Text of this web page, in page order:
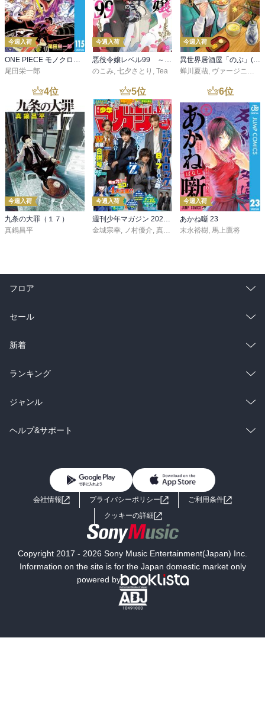
今週入荷
ONE PIECE モノクロ版 115
尾田栄一郎
今週入荷
悪役令嬢レベル99 ～私は裏ボスですが魔王ではありません～ その６
のこみ, 七夕さとり , Tea
今週入荷
異世界居酒屋「のぶ」(22)
蝉川夏哉, ヴァージニア二等兵
4位
今週入荷
九条の大罪（１７）
真鍋昌平
5位
今週入荷
週刊少年マガジン 2026年36・37号[2026年8月5日発売]
金城宗幸, ノ村優介, 真島ヒロ ,宮島礼吏,新川直司
6位
今週入荷
あかね噺 23
末永裕樹, 馬上鷹将
フロア
総合
ラノベ
雑誌・グラビア
BL・TL
セール
総合
ラノベ
雑誌・グラビア
BL・TL
新着
総合
ラノベ
雑誌・グラビア
ランキング
総合
ラノベ
ジャンル
コミック
ライトノベル 男子向けラノベ
小説
海外小説
ミステリー SF
文学
ヘルプ&サポート
よくあるご質問 お問い合わせ
会社情報 プライバシーポリシー
ご利用条件
クッキーの詳細
Copyright 2017 - 2026 Sony Music Entertainment(Japan) Inc.
Information on the site is for the Japan domestic market only
powered by